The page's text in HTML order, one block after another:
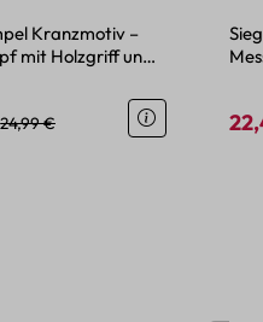
Kranzmotiv –
mit Holzgriff und
Regulärer Preis:
24,99 €